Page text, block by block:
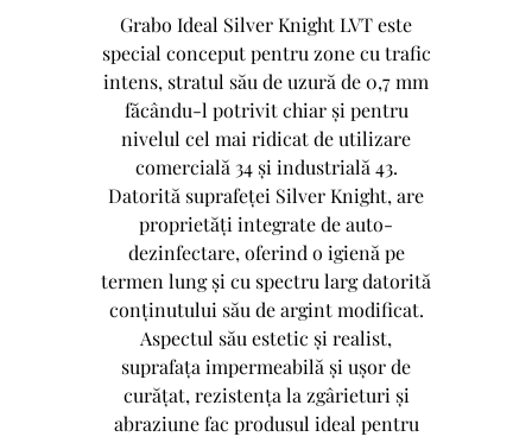
Grabo Ideal Silver Knight LVT este
special conceput pentru zone cu trafic
intens, stratul său de uzură de 0,7 mm
făcându-l potrivit chiar și pentru
nivelul cel mai ridicat de utilizare
comercială 34 și industrială 43.
Datorită suprafeței Silver Knight, are
proprietăți integrate de auto-
dezinfectare, oferind o igienă pe
termen lung și cu spectru larg datorită
conținutului său de argint modificat.
Aspectul său estetic și realist,
suprafața impermeabilă și ușor de
curățat, rezistența la zgârieturi și
abraziune fac produsul ideal pentru